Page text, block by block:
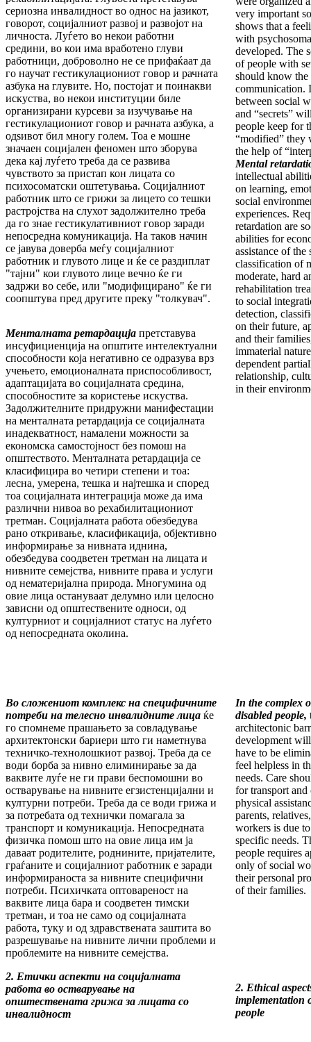
very important
shows that a
with
developed. The
of people with
should know the
communication.
between social
and “secrets”
people keep for
“modified” they
the help of
Mental
intellectual
on learning,
social
experiences.
retardation are
abilities for
assistance of
classification of
moderate, hard
rehabilitation
to social
detection,
on their future,
and their
immaterial
dependent
relationship,
in their
сериозна инвалидност во однос на јазикот,
говорот, социјалниот развој и развојот на
личноста. Луѓето во некои работни
средини, во кои има вработено глуви
работници, доброволно не се прифаќаат да
го научат гестикулациониот говор и рачната
азбука на глувите. Но, постојат и поинакви
искуства, во некои институции биле
организирани курсеви за изучување на
гестикулациониот говор и рачната азбука, а
одѕивот бил многу голем. Тоа е мошне
значаен социјален феномен што зборува
дека кај луѓето треба да се развива
чувството за пристап кон лицата со
психосоматски оштетувања. Социјалниот
работник што се грижи за лицето со тешки
растројства на слухот задолжително треба
да го знае гестикулативниот говор заради
непосредна комуникација. На таков начин
се јавува доверба меѓу социјалниот
работник и глувото лице и ќе се раздиплат
"тајни" кои глувото лице вечно ќе ги
задржи во себе, или "модифицирано" ќе ги
соопштува пред другите преку "толкувач".
Менталната ретардација претставува
инсуфициенција на општите интелектуални
способности која негативно се одразува врз
учењето, емоционалната приспособливост,
адаптацијата во социјалната средина,
способностите за користење искуства.
Задолжителните придружни манифестации
на менталната ретардација се социјалната
инадекватност, намалени можности за
економска самостојност без помош на
општеството. Менталната ретардација се
класифицира во четири степени и тоа:
лесна, умерена, тешка и најтешка и според
тоа социјалната интеграција може да има
различни нивоа во рехабилитациониот
третман. Социјалната работа обезбедува
рано откривање, класификација, објективно
информирање за нивната иднина,
обезбедува соодветен третман на лицата и
нивните семејства, нивните права и услуги
од нематеријална природа. Многумина од
овие лица остануваат делумно или целосно
зависни од општествените односи, од
културниот и социјалниот статус на луѓето
од непосредната околина.
Во сложениот комплекс на специфичните
потреби на телесно инвалидните лица ќе
го спомнеме прашањето за совладување
архитектонски бариери што ги наметнува
техничко-технолошкиот развој. Треба да се
води борба за нивно елиминирање за да
ваквите луѓе не ги прави беспомошни во
остварување на нивните егзистенцијални и
културни потреби. Треба да се води грижа и
за потребата од технички помагала за
транспорт и комуникација. Непосредната
физичка помош што на овие лица им ја
даваат родителите, роднините, пријателите,
граѓаните и социјалниот работник е заради
информираноста за нивните специфични
потреби. Психичката оптовареност на
ваквите лица бара и соодветен тимски
третман, и тоа не само од социјалната
работа, туку и од здравствената заштита во
разрешување на нивните лични проблеми и
проблемите на нивните семејства.
In the complex
disabled people,
architectonic
development
have to be
feel helpless in
needs. Care
for transport
physical
parents,
workers is due
specific needs.
people requires
only of social
their personal
of their families.
2. Етички аспекти на социјалната
работа во остварување на
општествената грижа за лицата со
инвалидност
2. Ethical
implementation
people